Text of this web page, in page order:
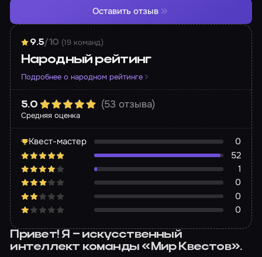
9.5/10 (19 команд)
Народный рейтинг
Подробнее о народном рейтинге
Средняя оценка
5.0 (53 отзыва)
Квест-мастер
0
52
1
0
0
0
Оставить отзыв
Привет! Я – искусственный
интеллект команды «Мир Квестов».